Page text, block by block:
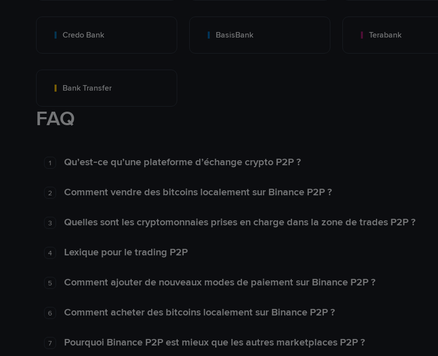
Credo Bank BasisBank Terabank
Bank Transfer
FAQ
1 Qu’est-ce qu’une plateforme d’échange crypto P2P ?
2 Comment vendre des bitcoins localement sur Binance P2P ?
3 Quelles sont les cryptomonnaies prises en charge dans la zone de trades P2P ?
4 Lexique pour le trading P2P
5 Comment ajouter de nouveaux modes de paiement sur Binance P2P ?
6 Comment acheter des bitcoins localement sur Binance P2P ?
7 Pourquoi Binance P2P est mieux que les autres marketplaces P2P ?